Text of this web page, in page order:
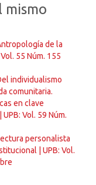
mismo
de la
55 Núm. 155
individualismo
comunitaria.
en clave
Vol. 59 Núm.
personalista
| UPB: Vol.